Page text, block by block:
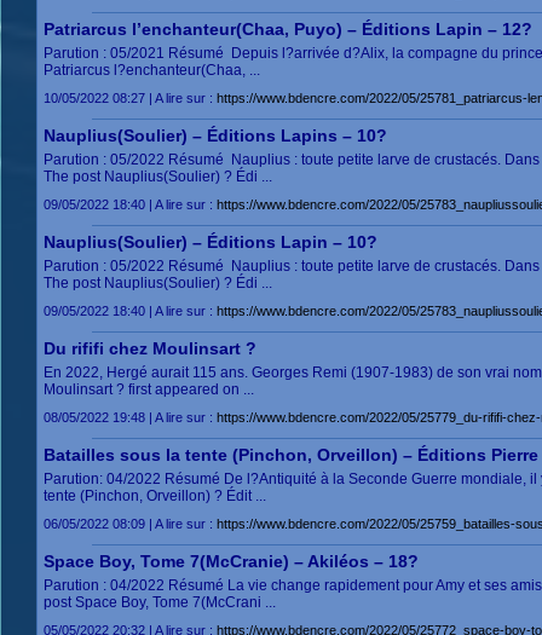
Patriarcus l’enchanteur(Chaa, Puyo) – Éditions Lapin – 12?
Parution : 05/2021 Résumé Depuis l?arrivée d?Alix, la compagne du
Patriarcus l?enchanteur(Chaa, ...
10/05/2022 08:27 | A lire sur : https://www.bdencre.com/2022/05/25781_patriarcus-
Nauplius(Soulier) – Éditions Lapins – 10?
Parution : 05/2022 Résumé Nauplius : toute petite larve de crustacés.
The post Nauplius(Soulier) ? Édi ...
09/05/2022 18:40 | A lire sur : https://www.bdencre.com/2022/05/
Nauplius(Soulier) – Éditions Lapin – 10?
Parution : 05/2022 Résumé Nauplius : toute petite larve de crustacés.
The post Nauplius(Soulier) ? Édi ...
09/05/2022 18:40 | A lire sur : https://www.bdencre.com/2022/05/
Du rififi chez Moulinsart ?
En 2022, Hergé aurait 115 ans. Georges Remi (1907-1983) de son vrai
Moulinsart ? first appeared on ...
08/05/2022 19:48 | A lire sur : https://www.bdencre.com/2022/05/25779_du-rififi-
Batailles sous la tente (Pinchon, Orveillon) – Éditions Pierre
Parution: 04/2022 Résumé De l?Antiquité à la Seconde Guerre mondiale,
tente (Pinchon, Orveillon) ? Édit ...
06/05/2022 08:09 | A lire sur : https://www.bdencre.com/2022/05/25759_batailles-
Space Boy, Tome 7(McCranie) – Akiléos – 18?
Parution : 04/2022 Résumé La vie change rapidement pour Amy et ses
post Space Boy, Tome 7(McCrani ...
05/05/2022 20:32 | A lire sur : https://www.bdencre.com/2022/05/25772_space-boy-